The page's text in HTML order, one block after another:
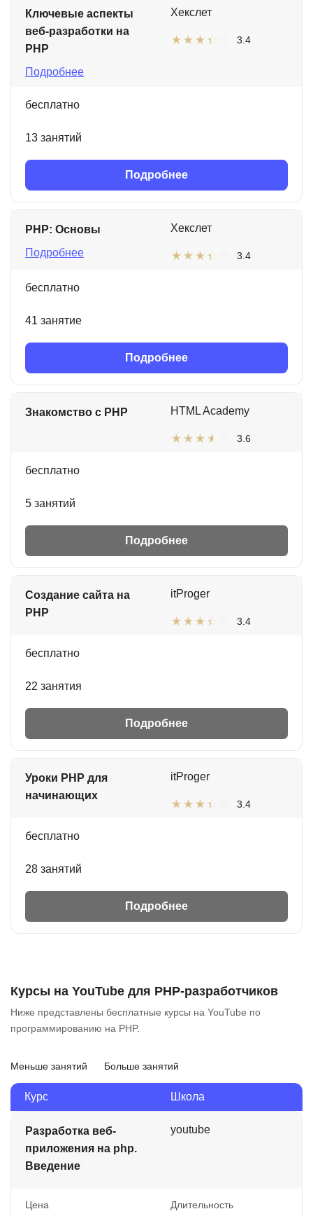
Ключевые аспекты
веб-разработки на
PHP
Подробнее
Хекслет
3.4
бесплатно
13 занятий
Подробнее
PHP: Основы
Подробнее
Хекслет
3.4
бесплатно
41 занятие
Подробнее
Знакомство с PHP HTML Academy
3.6
бесплатно
5 занятий
Подробнее
Создание сайта на
PHP
itProger
3.4
бесплатно
22 занятия
Подробнее
Уроки PHP для
начинающих
itProger
3.4
бесплатно
28 занятий
Подробнее
Курсы на YouTube для PHP-разработчиков
Ниже представлены бесплатные курсы на YouTube по
программированию на PHP.
Меньше занятий Больше занятий
Курс Школа
Разработка веб-
приложения на php.
Введение
youtube
Цена Длительность